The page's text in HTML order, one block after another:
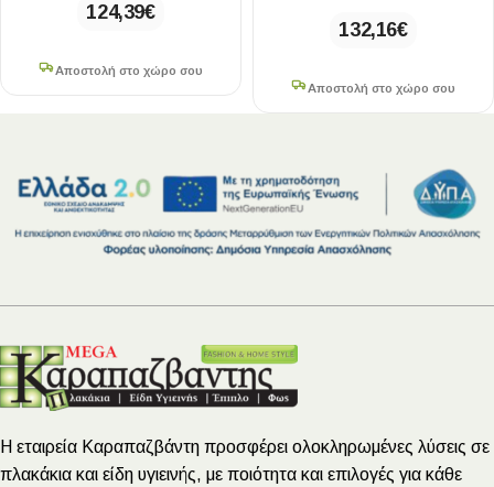
124,39€
Αποστολή στο χώρο σου
132,16€
Αποστολή στο χώρο σου
Η εταιρεία Καραπαζβάντη προσφέρει ολοκληρωμένες λύσεις σε
πλακάκια και είδη υγιεινής, με ποιότητα και επιλογές για κάθε